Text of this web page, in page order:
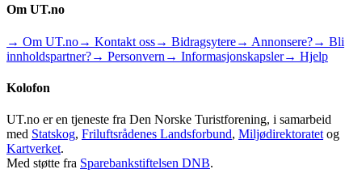
Om UT.no
→ Om UT.no→ Kontakt oss→ Bidragsytere→ Annonsere?→ Bli
innholdspartner?→ Personvern → Informasjonskapsler→ Hjelp
Kolofon
UT.no er en tjeneste fra Den Norske Turistforening, i samarbeid
med Statskog, Friluftsrådenes Landsforbund, Miljødirektoratet og
Kartverket.
Med støtte fra Sparebankstiftelsen DNB.